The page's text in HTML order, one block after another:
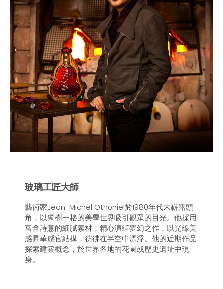
玻璃工匠大師
藝術家Jean-Michel Othoniel於1980年代末嶄露頭
角，以獨樹一格的美學世界吸引觀眾的目光。他採用
富含詩意的細膩素材，精心演繹夢幻之作，以光線美
感昇華感官結構，彷彿在半空中漂浮。他的近期作品
探索建築概念，於世界各地的花園或歷史遺址中現
身。